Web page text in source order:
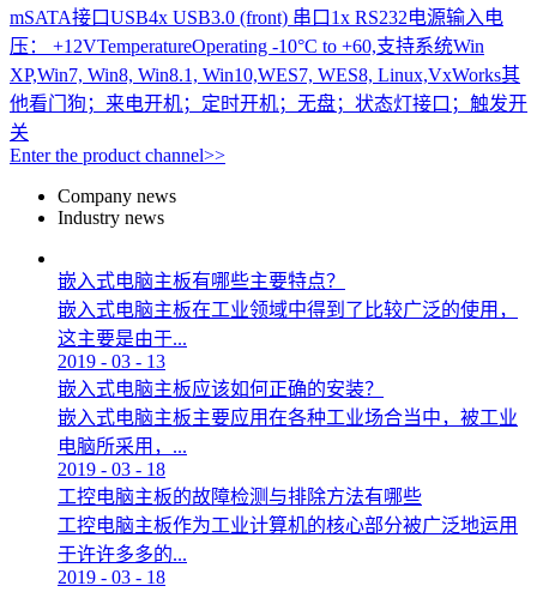
mSATA接口USB4x USB3.0 (front) 串口1x RS232电源输入电
压： +12VTemperatureOperating -10°C to +60,支持系统Win
XP,Win7, Win8, Win8.1, Win10,WES7, WES8, Linux,VxWorks其
他看门狗；来电开机；定时开机；无盘；状态灯接口；触发开
关
Enter the product channel>>
Company news
Industry news
嵌入式电脑主板有哪些主要特点？
嵌入式电脑主板在工业领域中得到了比较广泛的使用，
这主要是由于...
2019 - 03 - 13
嵌入式电脑主板应该如何正确的安装？
嵌入式电脑主板主要应用在各种工业场合当中，被工业
电脑所采用，...
2019 - 03 - 18
工控电脑主板的故障检测与排除方法有哪些
工控电脑主板作为工业计算机的核心部分被广泛地运用
于许许多多的...
2019 - 03 - 18